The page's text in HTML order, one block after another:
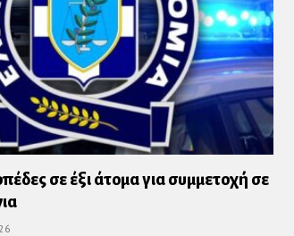
σε έξι άτομα για συμμετοχή σε